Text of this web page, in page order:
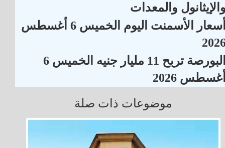
والمعدات
أسعار الأسمنت اليوم الخميس 6 أغسطس
البورصة تربح 11 مليار جنيه الخميس 6
2026
موضوعات ذات صلة